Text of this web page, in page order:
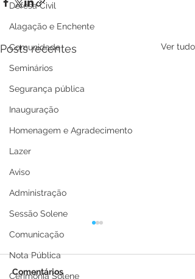
Defesa Civil
Alagação e Enchente
Comunidade
Seminários
Segurança pública
Inauguração
Homenagem e Agradecimento
Lazer
Aviso
Administração
Sessão Solene
Comunicação
Nota Pública
Cerimônia Solene
Posts recentes Ver tudo
Comentários